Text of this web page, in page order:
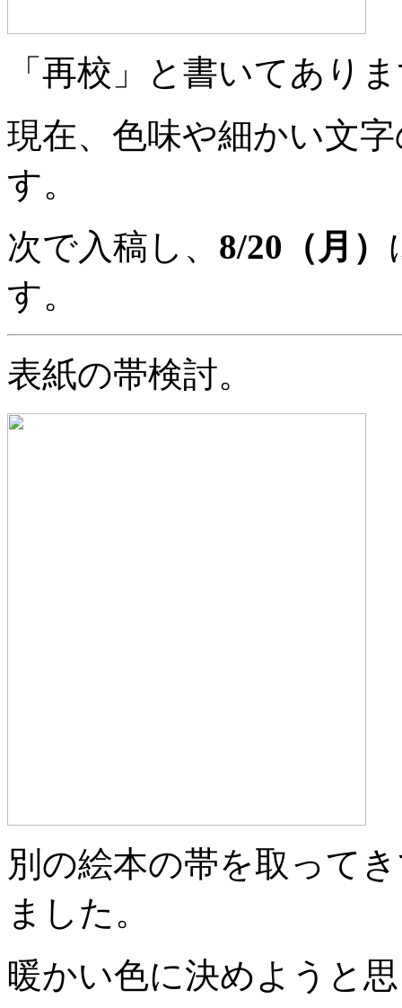
「再校」と書いてあり
現在、色味や細かい文
す。
次で入稿し、 8/20（月）
す。
表紙の帯検討。
別の絵本の帯を取って
ました。
暖かい色に決めようと